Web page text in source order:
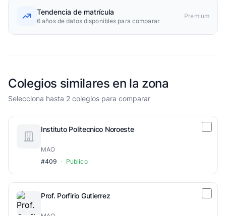
Tendencia de matrícula
6 años de datos disponibles para comparar
Premium
Colegios similares en la zona
Selecciona hasta 2 colegios para comparar
Instituto Politecnico Noroeste
MAO
#409
· Publico
Prof. Porfirio Gutierrez